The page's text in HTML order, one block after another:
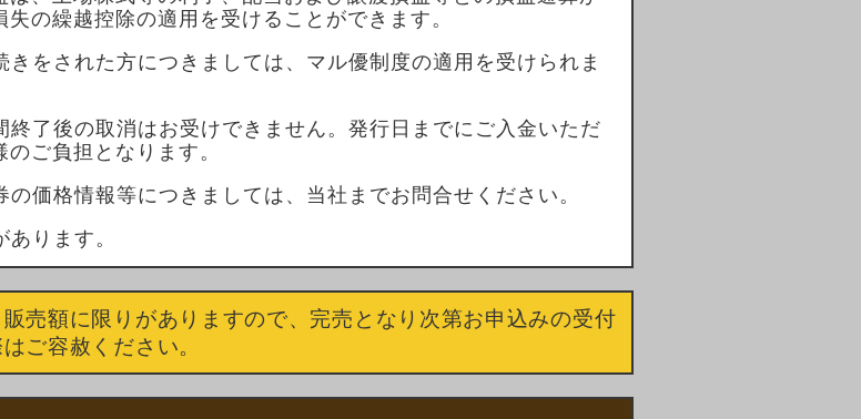
の繰越控除の適用を受けることができます。
きをされた方につきましては、マル優制度の適用を受けられま
終了後の取消はお受けできません。発行日までにご入金いただ
ご負担となります。
価格情報等につきましては、当社までお問合せください。
ります。
売額に限りがありますので、完売となり次第お申込みの受付
ご容赦ください。